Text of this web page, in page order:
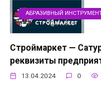
АБРАЗИВНЫЙ
Строймаркет —
реквизиты
13.04.2024 0